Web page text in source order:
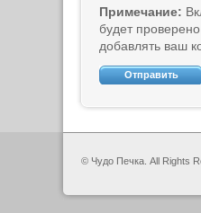
Примечание:
будет
добавлять ваш
© Чудо Печка. All Rights